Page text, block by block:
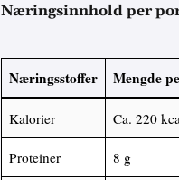
Næringsinnhold per
Næringsstoffer Mengde
Kalorier Ca. 220
Proteiner 8 g